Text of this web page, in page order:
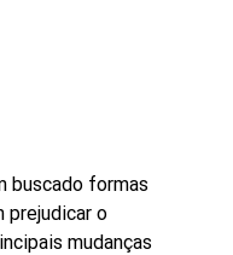
buscado formas
prejudicar o
mudanças